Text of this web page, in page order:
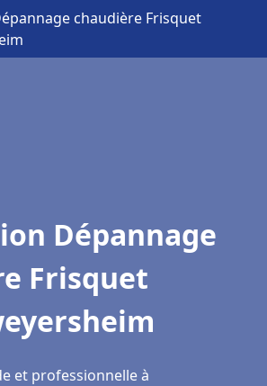
chaudière Frisquet
Dépannage
Frisquet
et professionnelle à